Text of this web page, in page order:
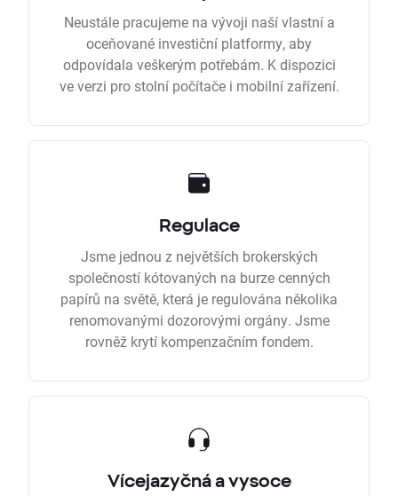
Neustále pracujeme na vývoji naší vlastní a
oceňované investiční platformy, aby
odpovídala veškerým potřebám. K dispozici
ve verzi pro stolní počítače i mobilní zařízení.
Regulace
Jsme jednou z největších brokerských
společností kótovaných na burze cenných
papírů na světě, která je regulována několika
renomovanými dozorovými orgány. Jsme
rovněž krytí kompenzačním fondem.
Vícejazyčná a vysoce